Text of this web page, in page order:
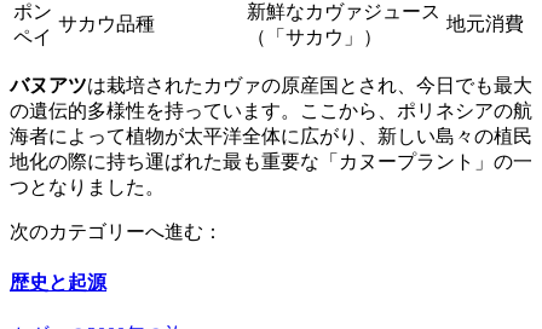
ポン
ペイ
サカウ品種
新鮮なカヴァジュース
（「サカウ」）
地元消費
バヌアツは栽培されたカヴァの原産国とされ、今日でも最大
の遺伝的多様性を持っています。ここから、ポリネシアの航
海者によって植物が太平洋全体に広がり、新しい島々の植民
地化の際に持ち運ばれた最も重要な「カヌープラント」の一
つとなりました。
次のカテゴリーへ進む：
歴史と起源